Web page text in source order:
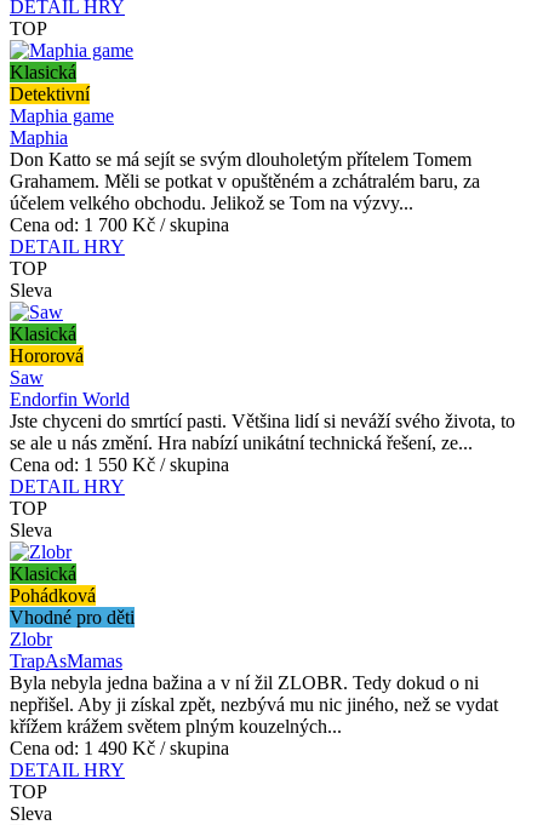
DETAIL HRY
TOP
Klasická
Detektivní
Maphia game
Maphia
Don Katto se má sejít se svým dlouholetým přítelem Tomem
Grahamem. Měli se potkat v opuštěném a zchátralém baru, za
účelem velkého obchodu. Jelikož se Tom na výzvy...
Cena od: 1 700 Kč / skupina
DETAIL HRY
TOP
Sleva
Klasická
Hororová
Saw
Endorfin World
Jste chyceni do smrtící pasti. Většina lidí si neváží svého života, to
se ale u nás změní. Hra nabízí unikátní technická řešení, ze...
Cena od: 1 550 Kč / skupina
DETAIL HRY
TOP
Sleva
Klasická
Pohádková
Vhodné pro děti
Zlobr
TrapAsMamas
Byla nebyla jedna bažina a v ní žil ZLOBR. Tedy dokud o ni
nepřišel. Aby ji získal zpět, nezbývá mu nic jiného, než se vydat
křížem krážem světem plným kouzelných...
Cena od: 1 490 Kč / skupina
DETAIL HRY
TOP
Sleva